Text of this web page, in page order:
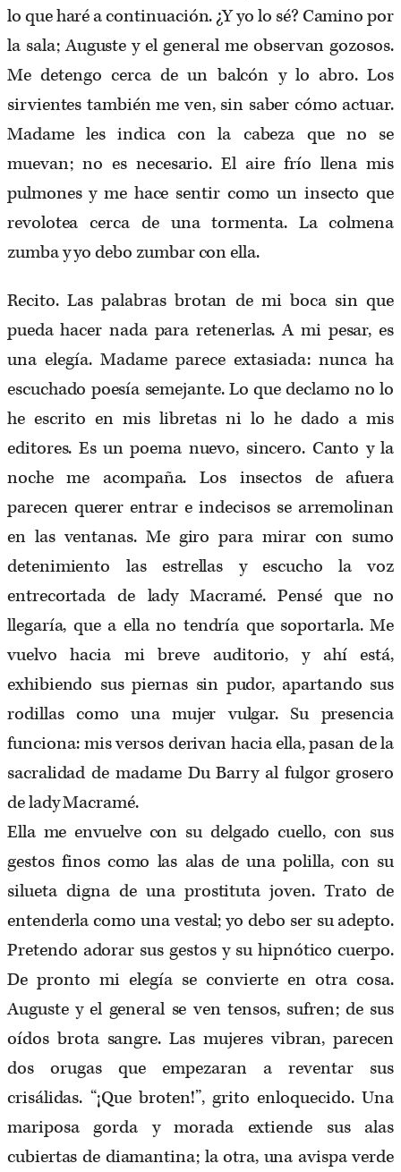
lo que haré a continuación. ¿Y yo lo sé? Camino por
la sala; Auguste y el general me observan gozosos.
Me detengo cerca de un balcón y lo abro. Los
sirvientes también me ven, sin saber cómo actuar.
Madame les indica con la cabeza que no se
muevan; no es necesario. El aire frío llena mis
pulmones y me hace sentir como un insecto que
revolotea cerca de una tormenta. La colmena
zumba y yo debo zumbar con ella.
Recito. Las palabras brotan de mi boca sin que
pueda hacer nada para retenerlas. A mi pesar, es
una elegía. Madame parece extasiada: nunca ha
escuchado poesía semejante. Lo que declamo no lo
he escrito en mis libretas ni lo he dado a mis
editores. Es un poema nuevo, sincero. Canto y la
noche me acompaña. Los insectos de afuera
parecen querer entrar e indecisos se arremolinan
en las ventanas. Me giro para mirar con sumo
detenimiento las estrellas y escucho la voz
entrecortada de lady Macramé. Pensé que no
llegaría, que a ella no tendría que soportarla. Me
vuelvo hacia mi breve auditorio, y ahí está,
exhibiendo sus piernas sin pudor, apartando sus
rodillas como una mujer vulgar. Su presencia
funciona: mis versos derivan hacia ella, pasan de la
sacralidad de madame Du Barry al fulgor grosero
de lady Macramé.
Ella me envuelve con su delgado cuello, con sus
gestos finos como las alas de una polilla, con su
silueta digna de una prostituta joven. Trato de
entenderla como una vestal; yo debo ser su adepto.
Pretendo adorar sus gestos y su hipnótico cuerpo.
De pronto mi elegía se convierte en otra cosa.
Auguste y el general se ven tensos, sufren; de sus
oídos brota sangre. Las mujeres vibran, parecen
dos orugas que empezaran a reventar sus
crisálidas. “¡Que broten!”, grito enloquecido. Una
mariposa gorda y morada extiende sus alas
cubiertas de diamantina; la otra, una avispa verde